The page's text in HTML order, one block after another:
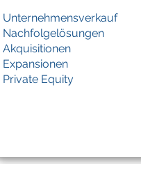
Unternehmensverkauf
Nachfolgelösungen
Akquisitionen
Expansionen
Private Equity